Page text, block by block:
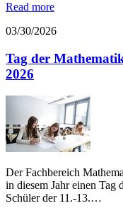
Read more
03/30/2026
Tag der
2026
Der Fachbereich
in diesem Jahr einen Tag
Schüler der 11.-13.…